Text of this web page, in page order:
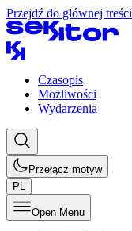
Przejdź do głównej treści
Czasopis
Możliwości
Wydarzenia
Przełącz motyw
PL
Open Menu